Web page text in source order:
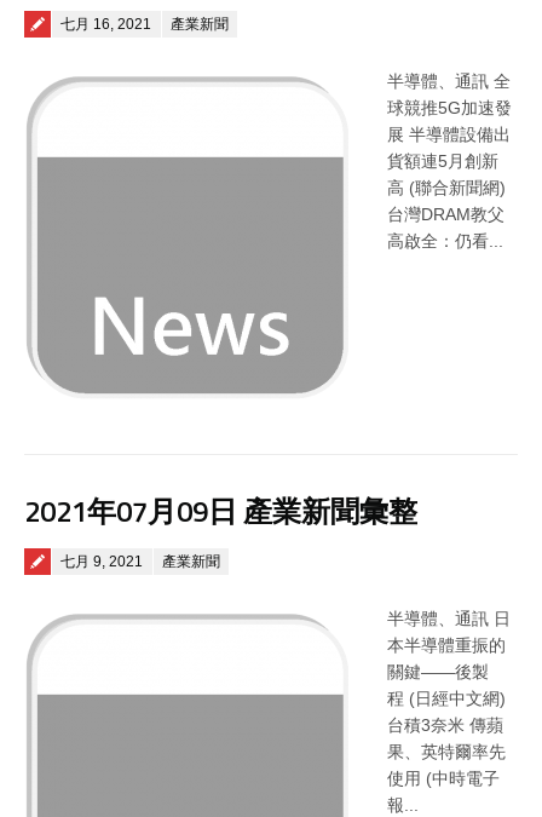
Posted on
七月 16, 2021 產業新聞
半導體、通訊 全
球競推5G加速發
展 半導體設備出
貨額連5月創新
高 (聯合新聞網)
台灣DRAM教父
高啟全：仍看...
2021年07月09日 產業新聞彙整
Posted on
七月 9, 2021 產業新聞
半導體、通訊 日
本半導體重振的
關鍵——後製
程 (日經中文網)
台積3奈米 傳蘋
果、英特爾率先
使用 (中時電子
報...